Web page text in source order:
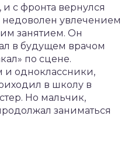
и с фронта вернулся
недоволен увлечением
занятием. Он
в будущем врачом
по сцене.
одноклассники,
в школу в
Но мальчик,
заниматься